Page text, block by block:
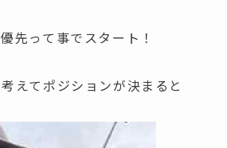
先って事でスタート！
えてポジションが決まると